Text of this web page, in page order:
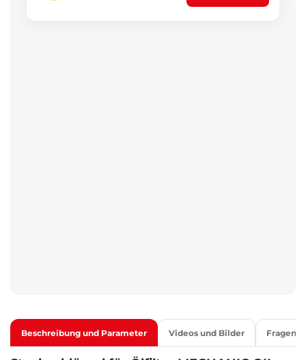
Beschreibung und Parameter Videos und Bilder Fragen